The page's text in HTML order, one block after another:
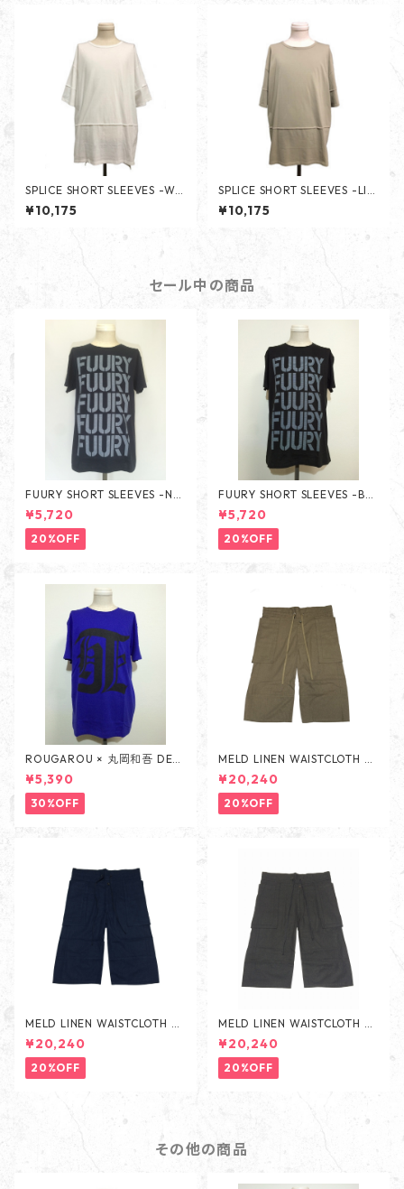
SPLICE SHORT SLEEVES -WH
ITE-
¥10,175
SPLICE SHORT SLEEVES -LIG
HT OLIVE-
¥10,175
セール中の商品
FUURY SHORT SLEEVES -NA
VY-
¥5,720
20%OFF
FUURY SHORT SLEEVES -BLA
CK-
¥5,720
20%OFF
ROUGAROU × 丸岡和吾 DEA
TH SHORT SLEEVES -BLUE-
¥5,390
30%OFF
MELD LINEN WAISTCLOTH PA
NTS -BEIGE-
¥20,240
20%OFF
MELD LINEN WAISTCLOTH PA
NTS -NAVY-
¥20,240
20%OFF
MELD LINEN WAISTCLOTH PA
NTS -BLACK-
¥20,240
20%OFF
その他の商品